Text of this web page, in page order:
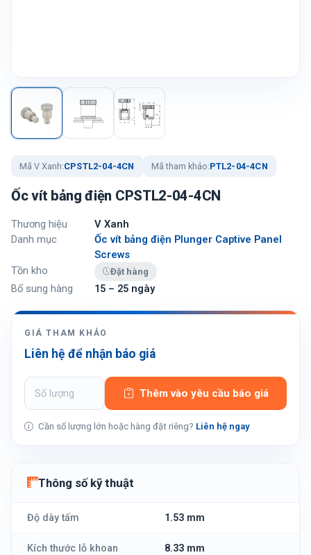
Mã V Xanh:CPSTL2-04-4CN Mã tham khảo:PTL2-04-4CN
Ốc vít bảng điện CPSTL2-04-4CN
Thương hiệu
V Xanh
Danh mục
Ốc vít bảng điện Plunger Captive Panel
Screws
Tồn kho
Đặt hàng
Bổ sung hàng 15 – 25 ngày
GIÁ THAM KHẢO
Liên hệ để nhận báo giá
Thêm vào yêu cầu báo giá
Cần số lượng lớn hoặc hàng đặt riêng? Liên hệ ngay
Thông số kỹ thuật
Độ dày tấm 1.53 mm
Kích thước lỗ khoan 8.33 mm